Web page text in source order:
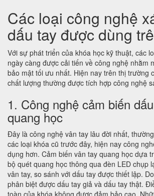
Các loại công nghệ
dấu tay được dùng
Với sự phát triển của khóa học kỹ thuật, các
ngày càng được cải tiến về công nghệ nhằm
bảo mật tối ưu nhất. Hiện nay trên thị trường
chất lượng thường được tích hợp công nghệ
1. Công nghệ cảm biến
quang học
Đây là công nghệ vân tay lâu đời nhất,
các loại khóa cũ trước đây, hiện nay công
dụng hơn. Cảm biến vân tay quang học dựa
bộ quét quang học thông qua đèn LED chụp
vân tay, so sánh với dấu tay được thiết lập.
phân biệt được dấu tay giả và dấu tay thật.
toàn của khóa không được đảm bảo cao.